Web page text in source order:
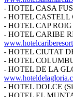
- HOTEL CASA
- HOTEL CASTELL
- HOTEL CAP
- HOTEL CARIBE
- HOTEL CIUTAT
- HOTEL
- HOTEL DE LA
- HOTEL DOLCE
- HOTEL EL